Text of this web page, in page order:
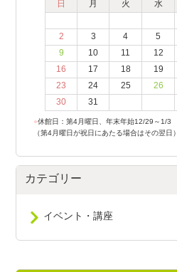
日 月 火 水
2
3 4 5
9
10 11 12
16
17 18 19
23
24 25 26
30
31
●休館日：第4月曜日、年末年始12/29～1/3
（第4月曜日が祝日にあたる場合はその翌日）
カテゴリー
イベント・講座